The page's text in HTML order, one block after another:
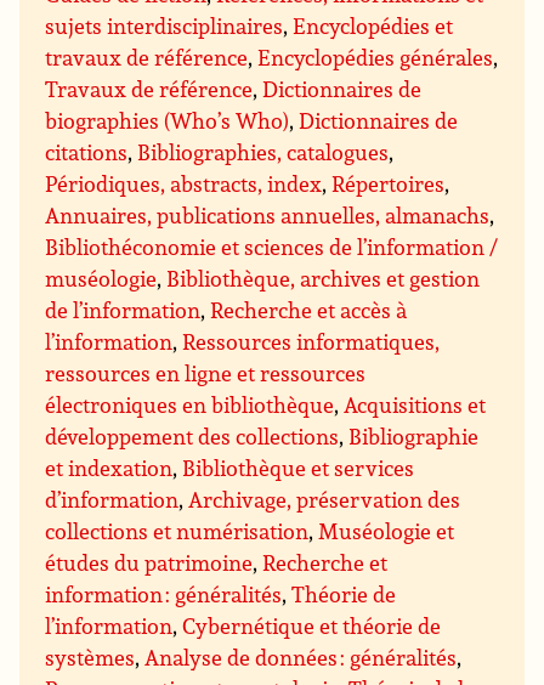
sujets interdisciplinaires,Encyclopédies et
travaux de référence,Encyclopédies générales,
Travaux de référence,Dictionnaires de
biographies (Who’s Who),Dictionnaires de
citations, Bibliographies, catalogues,
Périodiques, abstracts, index,Répertoires,
Annuaires, publications annuelles, almanachs,
Bibliothéconomie et sciences de l’information /
muséologie, Bibliothèque, archives et gestion
de l’information,Recherche et accès à
l’information,Ressources informatiques,
ressources en ligne et ressources
électroniques en bibliothèque,Acquisitions et
développement des collections, Bibliographie
et indexation, Bibliothèque et services
d’information,Archivage, préservation des
collections et numérisation,Muséologie et
études du patrimoine,Recherche et
information : généralités,Théorie de
l’information,Cybernétique et théorie de
systèmes,Analyse de données : généralités,